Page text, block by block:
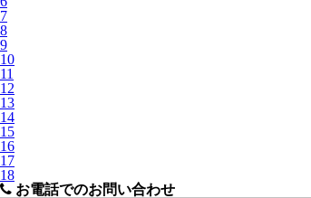
7
8
9
10
11
12
13
14
15
16
17
18
お電話でのお問い合わせ